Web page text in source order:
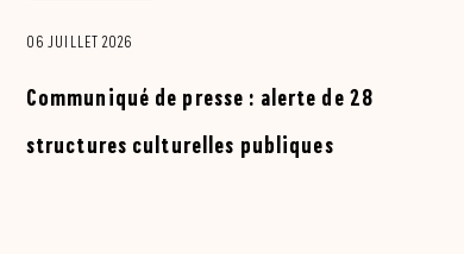
06 JUILLET 2026
Communiqué de presse : alerte de 28
structures culturelles publiques